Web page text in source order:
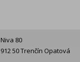
Niva 80
912 50 Trenčín Opatová